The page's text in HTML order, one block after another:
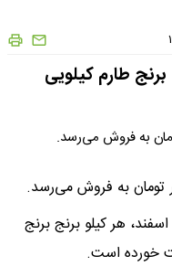
امروز ۱۶ اسفند | برنج طارم کیلویی
به گزارش اقتصادآنلاین، در بازار امروز ۱۶ اسفند، هر کیلو برنج برنج